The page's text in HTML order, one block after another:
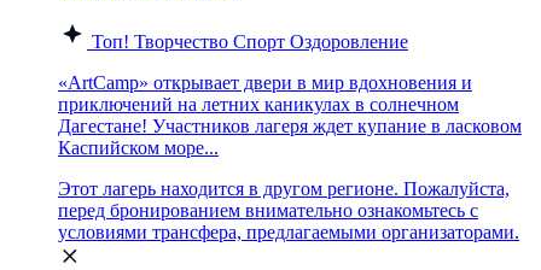
Топ! Творчество Спорт Оздоровление
«ArtCamp» открывает двери в мир вдохновения и
приключений на летних каникулах в солнечном
Дагестане! Участников лагеря ждет купание в ласковом
Каспийском море...
Этот лагерь находится в другом регионе. Пожалуйста,
перед бронированием внимательно ознакомьтесь с
условиями трансфера, предлагаемыми организаторами.